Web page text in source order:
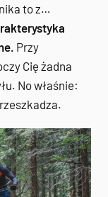
to z…
Przy
Cię żadna
No właśnie: